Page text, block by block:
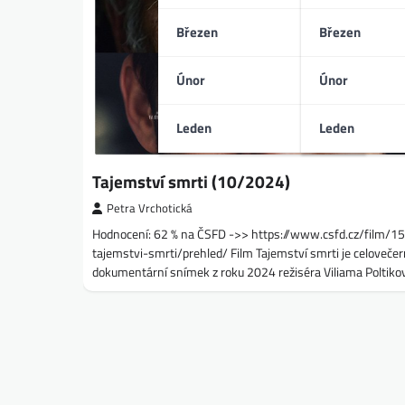
Březen
Únor
Leden
Březen
Únor
Leden
Tajemství smrti (10/2024)
Petra Vrchotická
Hodnocení: 62 % na ČSFD ->> https://www.csfd.cz/film/
tajemstvi-smrti/prehled/ Film Tajemství smrti je
dokumentární snímek z roku 2024 režiséra Viliama